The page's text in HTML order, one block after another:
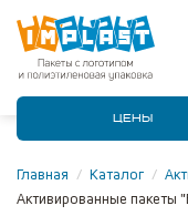
ЦЕНЫ
Главная / Каталог /
Активированные пакеты